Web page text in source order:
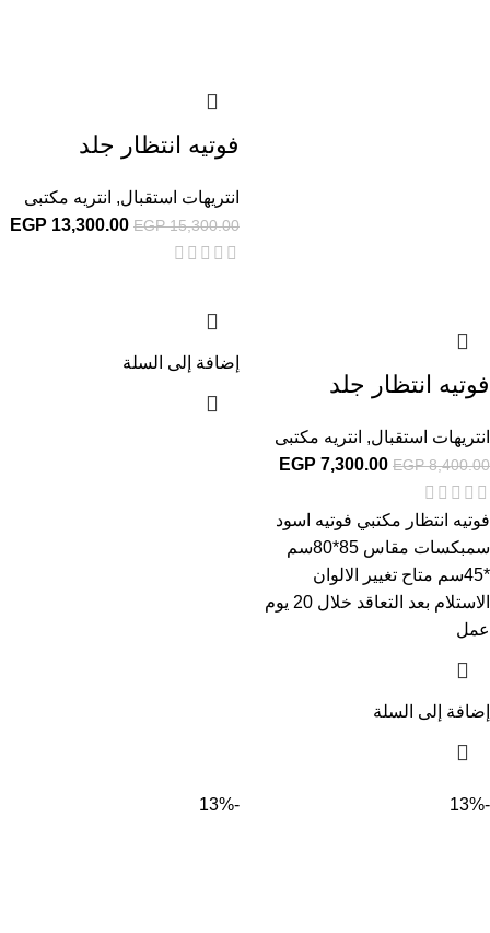
فوتيه انتظار جلد
انتريهات استقبال, انتريه مكتبى
EGP8,400.00
EGP 7,300.00
فوتيه انتظار مكتبي فوتيه اسود
سمبكسات مقاس 85*80سم
*45سم متاح تغيير الالوان
الاستلام بعد التعاقد خلال 20 يوم
عمل
إضافة إلى السلة
فوتيه انتظار جلد
انتريهات استقبال, انتريه مكتبى
EGP15,300.00
EGP 13,300.00
إضافة إلى السلة
-13%
-13%